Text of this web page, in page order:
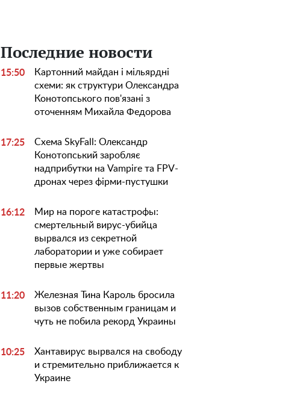
Последние новости
15:50
Картонний майдан і мільярдні
схеми: як структури Олександра
Конотопського пов'язані з
оточенням Михайла Федорова
17:25
Схема SkyFall: Олександр
Конотопський заробляє
надприбутки на Vampire та FPV-
дронах через фірми-пустушки
16:12
Мир на пороге катастрофы:
смертельный вирус-убийца
вырвался из секретной
лаборатории и уже собирает
первые жертвы
11:20
Железная Тина Кароль бросила
вызов собственным границам и
чуть не побила рекорд Украины
10:25
Хантавирус вырвался на свободу
и стремительно приближается к
Украине